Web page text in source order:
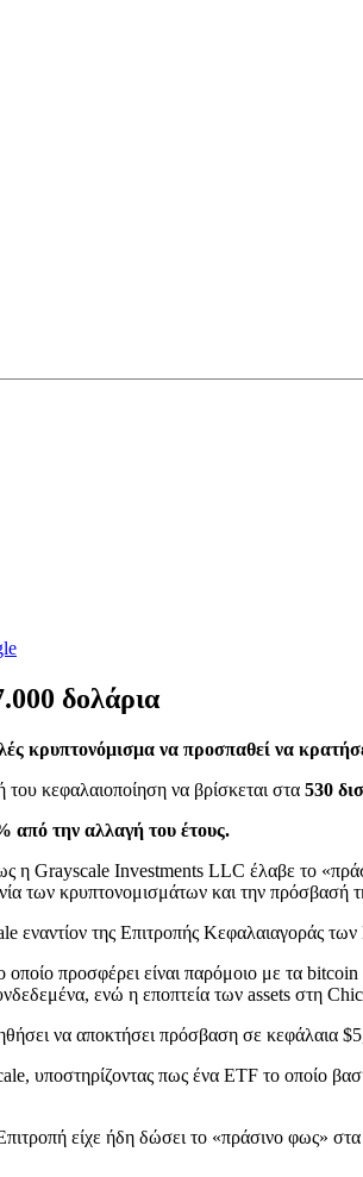
δολάρια
κρυπτονόμισμα να προσπαθεί να
κεφαλαιοποίηση να βρίσκεται στα 530
από την αλλαγή του έτους.
η Grayscale Investments LLC έλαβε το
των κρυπτονομισμάτων και την
εναντίον της Επιτροπής Κεφαλαιαγοράς
προσφέρει είναι παρόμοιο με τα
ενώ η εποπτεία των assets στη
να αποκτήσει πρόσβαση σε κεφάλαια
υποστηρίζοντας πως ένα ETF το οποίο
είχε ήδη δώσει το «πράσινο φως»